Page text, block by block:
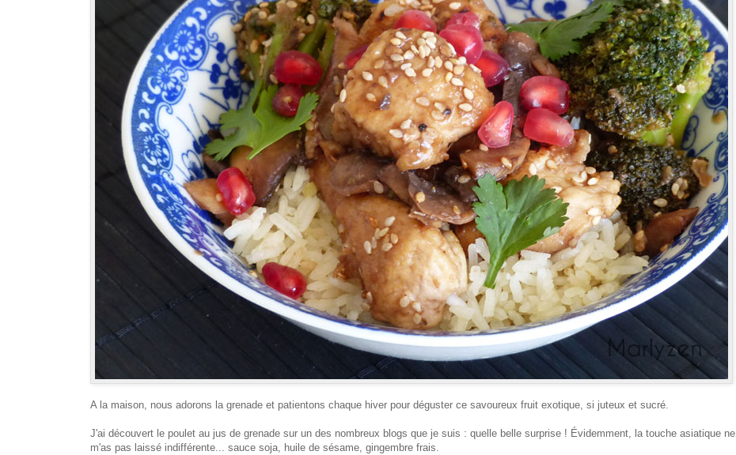
A la maison, nous adorons la grenade et patientons chaque hiver pour déguster ce savoureux fruit exotique, si juteux et sucré.
J'ai découvert le poulet au jus de grenade sur un des nombreux blogs que je suis : quelle belle surprise ! Évidemment, a touche asiatique ne
m'as pas laissé indifférente... sauce soja, huile de sésame, gingem bre frais.